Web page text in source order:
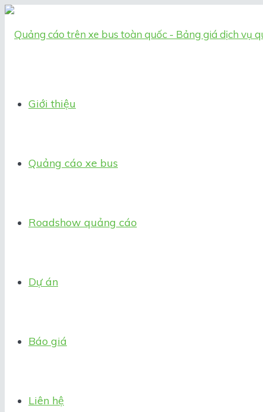
Giới thiệu
Quảng cáo xe bus
Roadshow quảng cáo
Dự án
Báo giá
Liên hệ